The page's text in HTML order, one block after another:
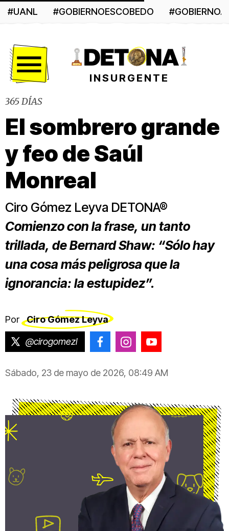
#UANL #GOBIERNOESCOBEDO
INSURGENTE
365 DÍAS
El sombrero grande
y feo de Saúl
Monreal
Ciro Gómez Leyva DETONA®
Comienzo con la frase, un tanto
trillada, de Bernard Shaw: “Sólo hay
una cosa más peligrosa que la
ignorancia: la estupidez”.
Por Ciro Gómez Leyva
@cirogomezl @CiroGomezLeyva
@cirogomezleyva
Sábado, 23 de mayo de 2026, 08:49 AM